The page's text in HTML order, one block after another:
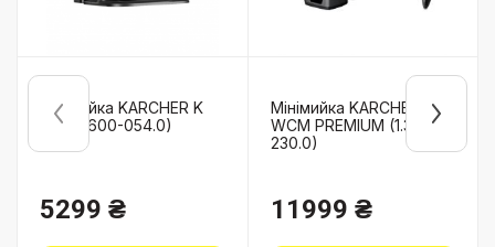
Мінімийка KARCHER K
Mini (1.600-054.0)
5299 ₴
Мінімийка KARCHER K 4
WCM PREMIUM (1.324-
230.0)
11999 ₴